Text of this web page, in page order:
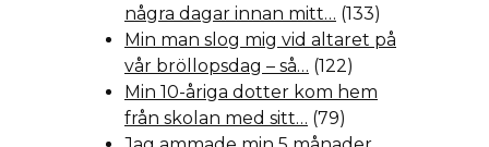
några dagar innan mitt… (133)
Min man slog mig vid altaret på
vår bröllopsdag – så… (122)
Min 10-åriga dotter kom hem
från skolan med sitt… (79)